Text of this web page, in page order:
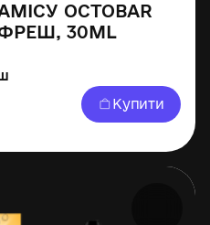
OCTOBAR
30ML
Купити